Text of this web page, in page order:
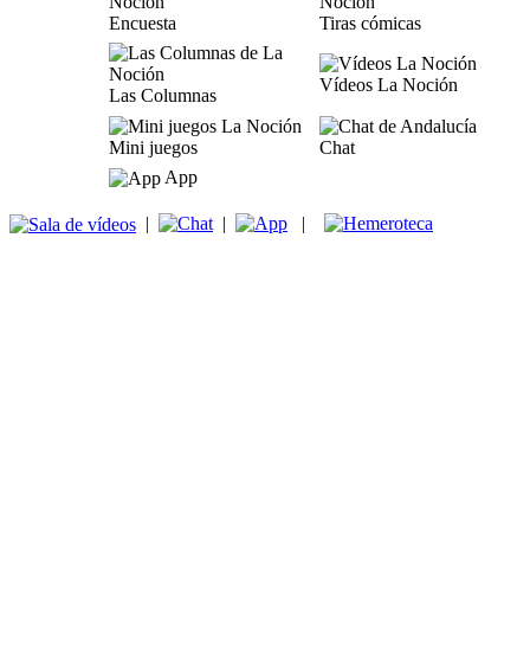
Encuesta Tiras cómicas
Las Columnas
Vídeos La Noción
Mini juegos
Chat
App
| | |